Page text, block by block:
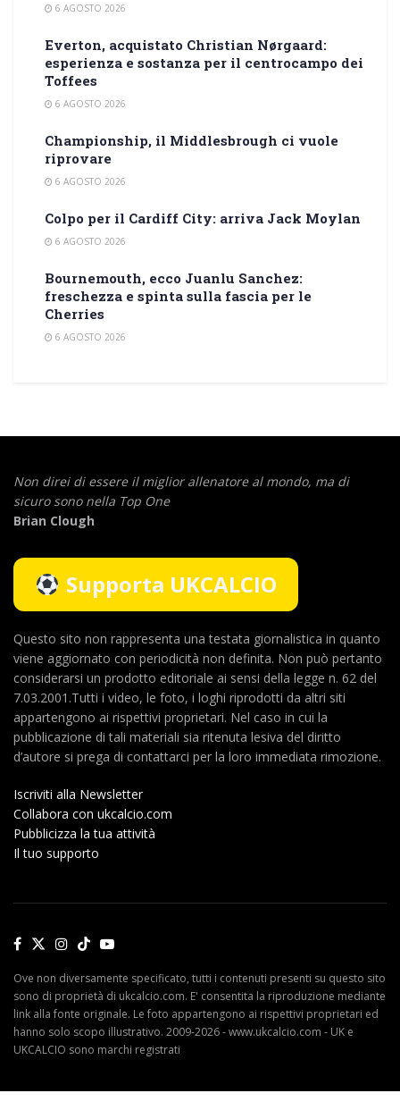
6 AGOSTO 2026
Everton, acquistato Christian Nørgaard:
esperienza e sostanza per il centrocampo dei
Toffees
6 AGOSTO 2026
Championship, il Middlesbrough ci vuole
riprovare
6 AGOSTO 2026
Colpo per il Cardiff City: arriva Jack Moylan
6 AGOSTO 2026
Bournemouth, ecco Juanlu Sanchez:
freschezza e spinta sulla fascia per le
Cherries
6 AGOSTO 2026
Non direi di essere il miglior allenatore al mondo, ma di
sicuro sono nella Top One
Brian Clough
Supporta UKCALCIO
Questo sito non rappresenta una testata giornalistica in quanto
viene aggiornato con periodicità non definita. Non può pertanto
considerarsi un prodotto editoriale ai sensi della legge n. 62 del
7.03.2001.Tutti i video, le foto, i loghi riprodotti da altri siti
appartengono ai rispettivi proprietari. Nel caso in cui la
pubblicazione di tali materiali sia ritenuta lesiva del diritto
d’autore si prega di contattarci per la loro immediata rimozione.
Iscriviti alla Newsletter
Collabora con ukcalcio.com
Pubblicizza la tua attività
Il tuo supporto
Ove non diversamente specificato, tutti i contenuti presenti su questo sito
sono di proprietà di ukcalcio.com. E' consentita la riproduzione mediante
link alla fonte originale. Le foto appartengono ai rispettivi proprietari ed
hanno solo scopo illustrativo. 2009-2026 - www.ukcalcio.com - UK e
UKCALCIO sono marchi registrati